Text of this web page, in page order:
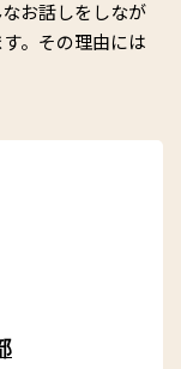
お話しをしなが
。その理由には